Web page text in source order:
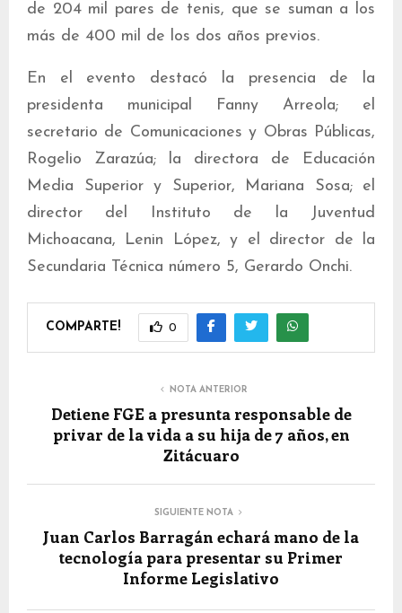
de 204 mil pares de tenis, que se suman a los
más de 400 mil de los dos años previos.
En el evento destacó la presencia de la
presidenta municipal Fanny Arreola; el
secretario de Comunicaciones y Obras Públicas,
Rogelio Zarazúa; la directora de Educación
Media Superior y Superior, Mariana Sosa; el
director del Instituto de la Juventud
Michoacana, Lenin López, y el director de la
Secundaria Técnica número 5, Gerardo Onchi.
COMPARTE! 0
NOTA ANTERIOR
Detiene FGE a presunta responsable de
privar de la vida a su hija de 7 años, en
Zitácuaro
SIGUIENTE NOTA
Juan Carlos Barragán echará mano de la
tecnología para presentar su Primer
Informe Legislativo